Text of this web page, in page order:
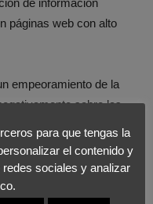
de información
páginas web con alto
empeoramiento de la
sobre las
lleven a cabo una
para que tengas la
el contenido y
sociales y analizar